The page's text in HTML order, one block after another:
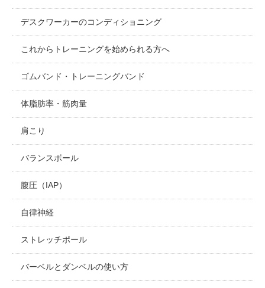
デスクワーカーのコンディショニング
これからトレーニングを始められる方へ
ゴムバンド・トレーニングバンド
体脂肪率・筋肉量
肩こり
バランスボール
腹圧（IAP）
自律神経
ストレッチポール
バーベルとダンベルの使い方